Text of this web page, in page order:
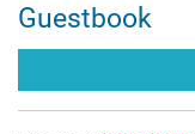
Guestbook